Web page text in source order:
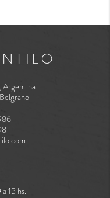
Argentina
15 hs.